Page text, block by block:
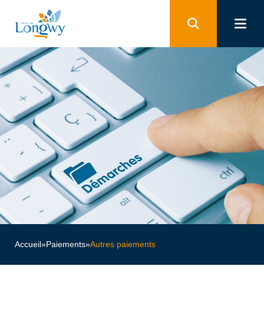
Accueil»Paiements»Autres paiements
Panneau de gestion des cookies